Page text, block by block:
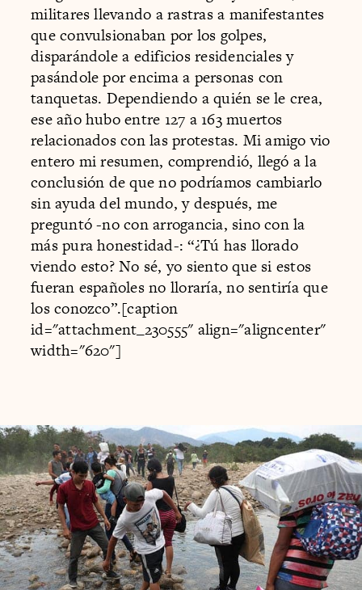
militares llevando a rastras a manifestantes
que convulsionaban por los golpes,
disparándole a edificios residenciales y
pasándole por encima a personas con
tanquetas. Dependiendo a quién se le crea,
ese año hubo entre 127 a 163 muertos
relacionados con las protestas. Mi amigo vio
entero mi resumen, comprendió, llegó a la
conclusión de que no podríamos cambiarlo
sin ayuda del mundo, y después, me
preguntó -no con arrogancia, sino con la
más pura honestidad-: “¿Tú has llorado
viendo esto? No sé, yo siento que si estos
fueran españoles no lloraría, no sentiría que
los conozco”.[caption
id="attachment_230555" align="aligncenter"
width="620"]